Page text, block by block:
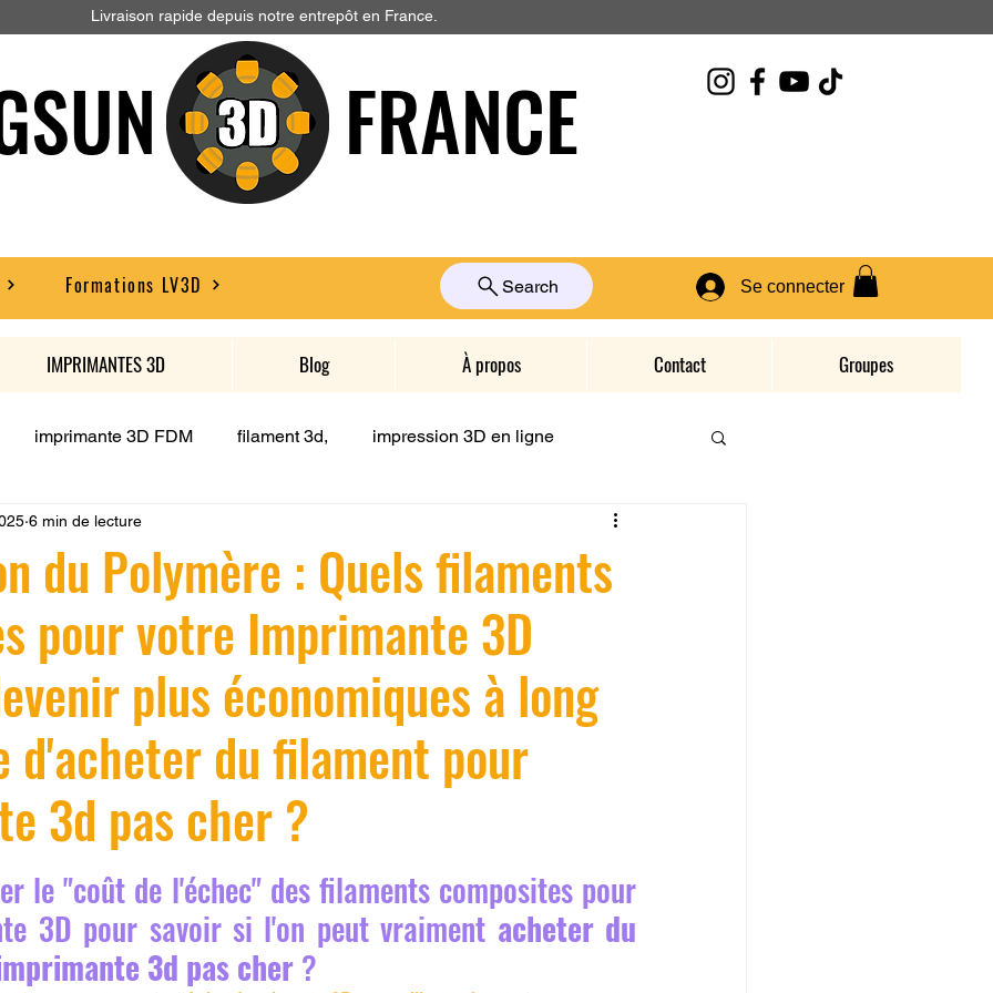
Livraison rapide depuis notre entrepôt en France.
FRANCE
Formations LV3D Se connecter
Search
IMPRIMANTES 3D Blog À propos Contact Groupes
imprimante 3D FDM filament 3d, impression 3D en ligne
Formation
l'impression 3D CPF impression 3D à la demande Formation 3D en ligne.
une piece en 3D Filament PETG Filament ABS
CRÉALITY SPARK X I7
fusion 360 Formation CREALITY PRINT
du Polymère : Quels filaments
pour votre Imprimante 3D
plus économiques à long
d'acheter du filament pour
3d pas cher ?
6 min de lecture
5.
le "coût de l'échec" des filaments composites pour
3D pour savoir si l'on peut vraiment acheter du
3d pas cher ?